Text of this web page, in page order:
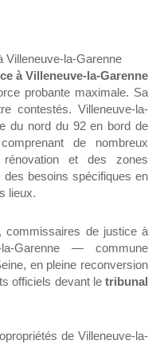
Villeneuve-la-Garenne
à Villeneuve-la-Garenne
probante maximale. Sa
contestés. Villeneuve-la-
du nord du 92 en bord de
de nombreux
et des zones
des besoins spécifiques en
lieux.
, commissaires de justice à
la-Garenne — commune
en pleine reconversion
officiels devant le tribunal
de Villeneuve-la-